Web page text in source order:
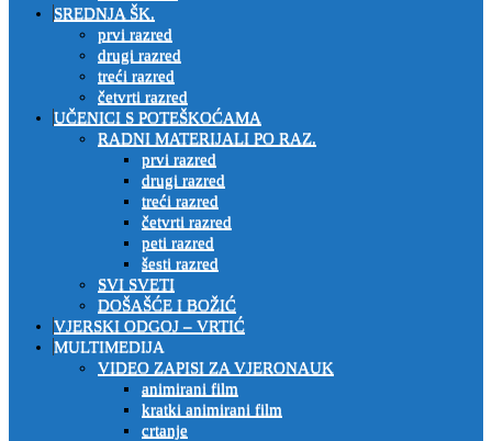
SREDNJA ŠK.
prvi razred
drugi razred
treći razred
četvrti razred
UČENICI S POTEŠKOĆAMA
RADNI MATERIJALI PO RAZ.
prvi razred
drugi razred
treći razred
četvrti razred
peti razred
šesti razred
SVI SVETI
DOŠAŠĆE I BOŽIĆ
VJERSKI ODGOJ – VRTIĆ
MULTIMEDIJA
VIDEO ZAPISI ZA VJERONAUK
animirani film
kratki animirani film
crtanje